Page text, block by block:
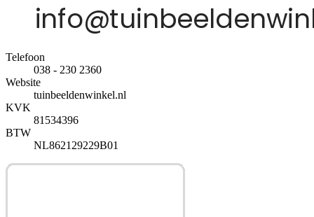
Telefoon
038 - 230 2360
Website
tuinbeeldenwinkel.nl
KVK
81534396
BTW
NL862129229B01